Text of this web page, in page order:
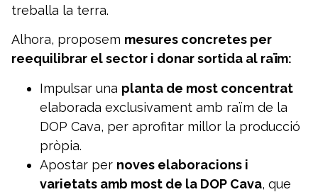
treballa la terra.
Alhora, proposem mesures concretes per
reequilibrar el sector i donar sortida al raïm:
Impulsar una planta de most concentrat
elaborada exclusivament amb raïm de la
DOP Cava, per aprofitar millor la producció
pròpia.
Apostar per noves elaboracions i
varietats amb most de la DOP Cava, que